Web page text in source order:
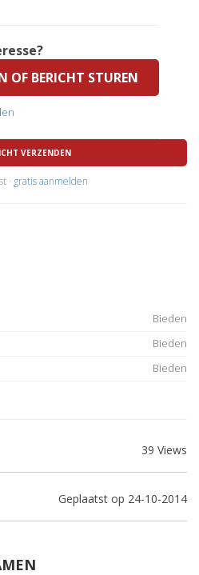
OF BERICHT STUREN
VERZENDEN
· gratis aanmelden
Bieden
Bieden
Bieden
39 Views
Geplaatst op 24-10-2014